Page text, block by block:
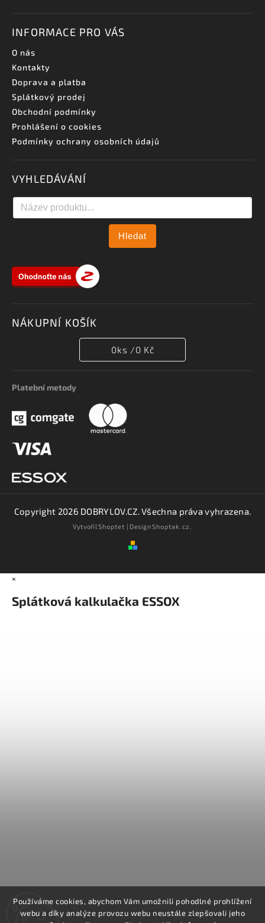
Používáme cookies, abychom Vám umožnili pohodlné prohlížení
webu a díky analýze provozu webu neustále zlepšovali jeho
INFORMACE PRO VÁS
O nás
Kontakty
Doprava a platba
Splátkový prodej
Obchodní podmínky
Prohlášení o cookies
Podmínky ochrany osobních údajů
VYHLEDÁVÁNÍ
Hledat
NÁKUPNÍ KOŠÍK
0ks /0 Kč
Platební metody
Copyright 2026 DOBRYLOV.CZ. Všechna práva vyhrazena.
VytvořilShoptet | DesignShoptak.cz.
×
Splátková kalkulačka ESSOX